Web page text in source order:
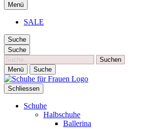
Die besten Schuhe für Frauen
Menü
SALE
Suche
Suche
Suche
Menü Suche
Schliessen
Schuhe
Halbschuhe
Ballerina